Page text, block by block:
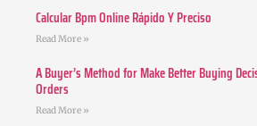
Calcular Bpm Online Rápido Y Preciso
Read More »
A Buyer’s Method for Make Better Buying
Orders
Read More »